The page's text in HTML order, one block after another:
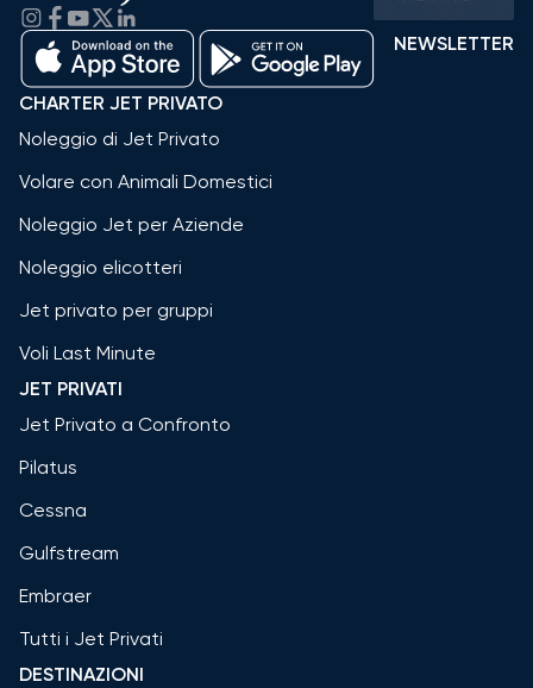
NEWSLETTER
CHARTER JET PRIVATO
Noleggio di Jet Privato
Volare con Animali Domestici
Noleggio Jet per Aziende
Noleggio elicotteri
Jet privato per gruppi
Voli Last Minute
JET PRIVATI
Jet Privato a Confronto
Pilatus
Cessna
Gulfstream
Embraer
Tutti i Jet Privati
DESTINAZIONI